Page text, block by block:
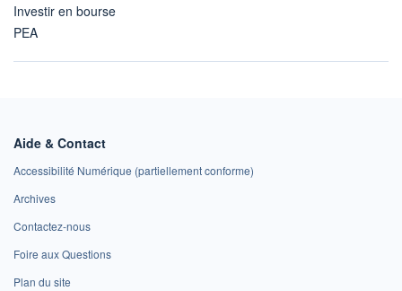
Investir en bourse
PEA
Aide & Contact
Accessibilité Numérique (partiellement conforme)
Archives
Contactez-nous
Foire aux Questions
Plan du site